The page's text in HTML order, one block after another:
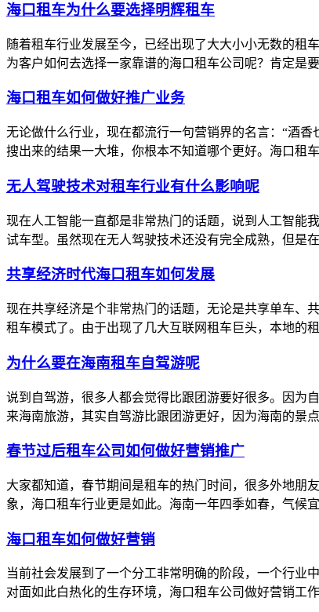
海口租车为什么要选择明辉租车
随着租车行业发展至今，已经出现了大大小小无数的租
为客户如何去选择一家靠谱的海口租车公司呢？肯定是
海口租车如何做好推广业务
无论做什么行业，现在都流行一句营销界的名言：“酒
搜出来的结果一大堆，你根本不知道哪个更好。海口租
无人驾驶技术对租车行业有什么影响呢
现在人工智能一直都是非常热门的话题，说到人工智能
试车型。虽然现在无人驾驶技术还没有完全成熟，但是
共享经济时代海口租车如何发展
现在共享经济是个非常热门的话题，无论是共享单车、
租车模式了。由于出现了几大互联网租车巨头，本地的
为什么要在海南租车自驾游呢
说到自驾游，很多人都会觉得比跟团游要好很多。因为
来海南旅游，其实自驾游比跟团游更好，因为海南的景
春节过后租车公司如何做好营销推广
大家都知道，春节期间是租车的热门时间，很多外地朋
象，海口租车行业更是如此。海南一年四季如春，气候
海口租车如何做好营销
当前社会发展到了一个分工非常明确的阶段，一个行业
对面如此白热化的生存环境，海口租车公司做好营销工